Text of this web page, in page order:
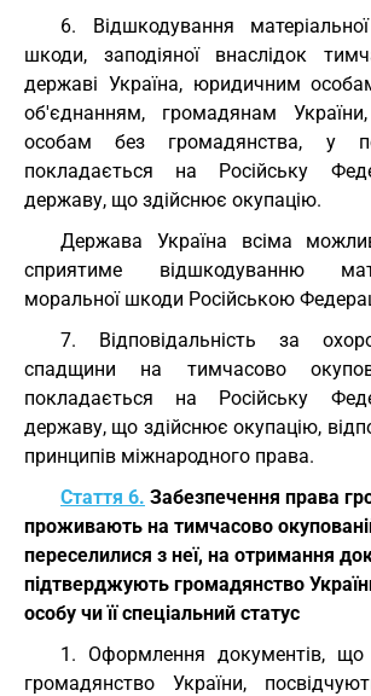
6. Відшкодування
шкоди, заподіяної внаслідок
державі Україна, юридичним
об'єднанням, громадянам
особам без громадянства, у
покладається на Російську
державу, що здійснює окупацію.
Держава Україна всіма
сприятиме відшкодуванню
моральної шкоди Російською
7. Відповідальність за
спадщини на тимчасово
покладається на Російську
державу, що здійснює окупацію,
принципів міжнародного права.
Стаття 6. Забезпечення права
проживають на тимчасово
переселилися з неї, на отримання
підтверджують громадянство
особу чи її спеціальний статус
1. Оформлення документів, що
громадянство України,